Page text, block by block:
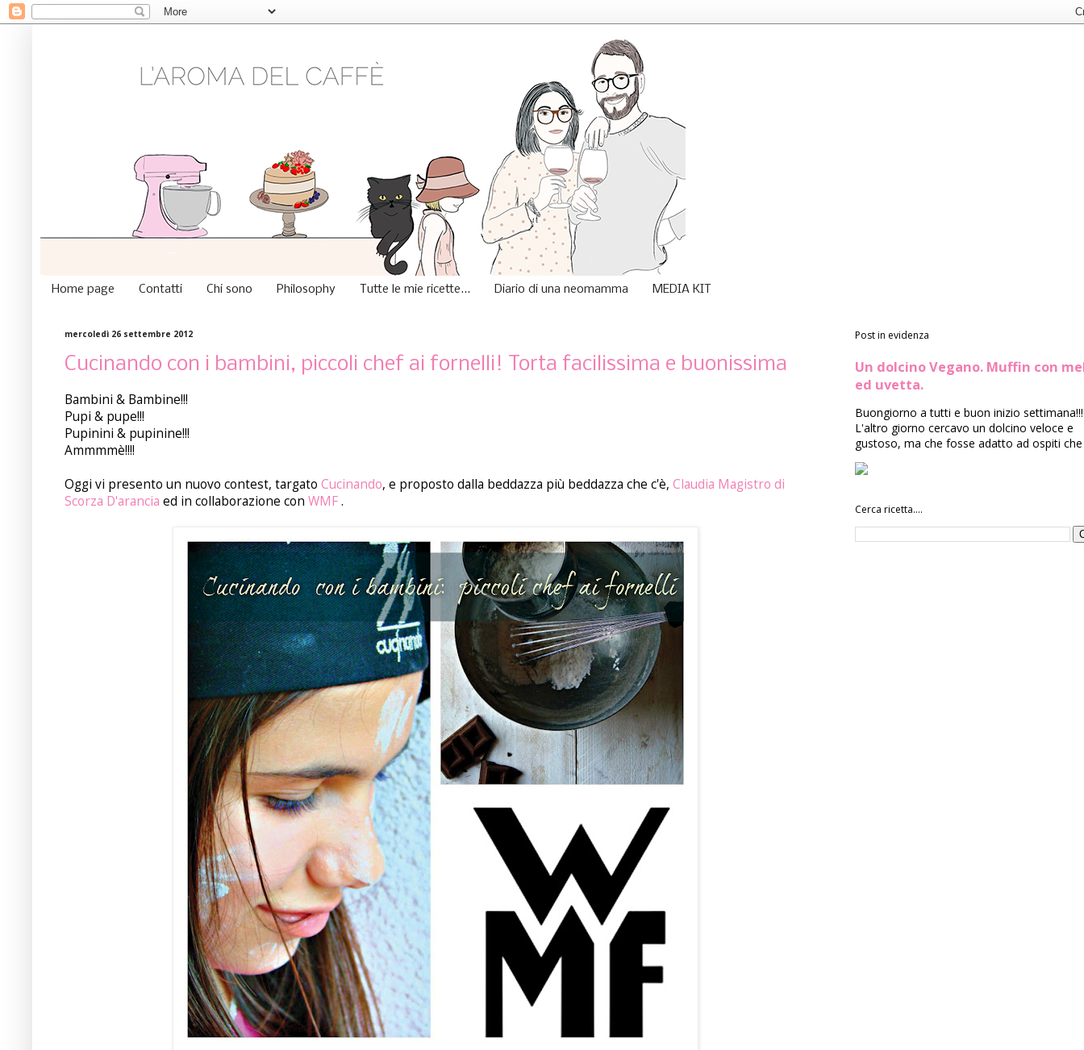
Home page Contatti Chi sono Philosophy Tutte le mie ricette... Diario di una neomamma MEDIA KIT
mercoledì 26 settembre 2012
Cucinando con i bambini, piccoli chef ai fornelli! Torta facilissima e buonissima
Bambini & Bambine!!!
Pupi & pupe!!!
Pupinini & pupinine!!!
Ammmmè!!!!
Oggi vi presento un nuovo contest, targato Cucinando, e proposto dalla beddazza più beddazza che c'è, Claudia Magistro di
Scorza D'arancia ed in collaborazione con WMF.
Post in evidenza
Un dolcino Vegano. Muffin con
ed uvetta.
Buongiorno a tutti e buon inizio
L'altro giorno cercavo un dolcino veloce e
gustoso, ma che fosse adatto ad ospiti che
Cerca ricetta....